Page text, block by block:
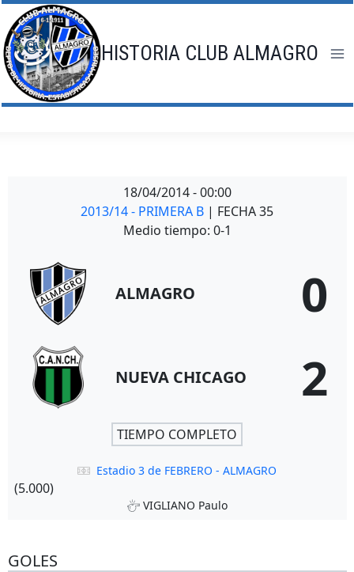
Saltar
al
contenido
HISTORIA CLUB ALMAGRO
18/04/2014 - 00:00
2013/14 - PRIMERA B | FECHA 35
Medio tiempo: 0-1
ALMAGRO 0
NUEVA CHICAGO 2
TIEMPO COMPLETO
Estadio 3 de FEBRERO - ALMAGRO
(5.000)
VIGLIANO Paulo
GOLES